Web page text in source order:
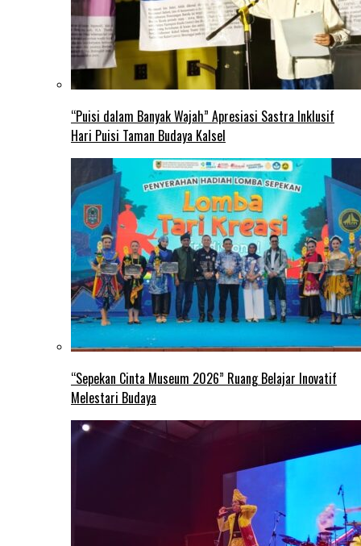
“Puisi dalam Banyak Wajah” Apresiasi Sastra Inklusif
Hari Puisi Taman Budaya Kalsel
“Sepekan Cinta Museum 2026” Ruang Belajar Inovatif
Melestari Budaya